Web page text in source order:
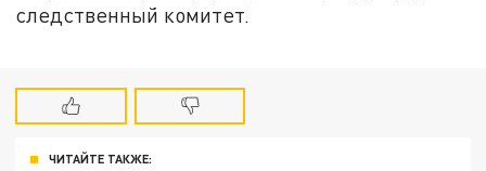
следственный комитет.
ЧИТАЙТЕ ТАКЖЕ: